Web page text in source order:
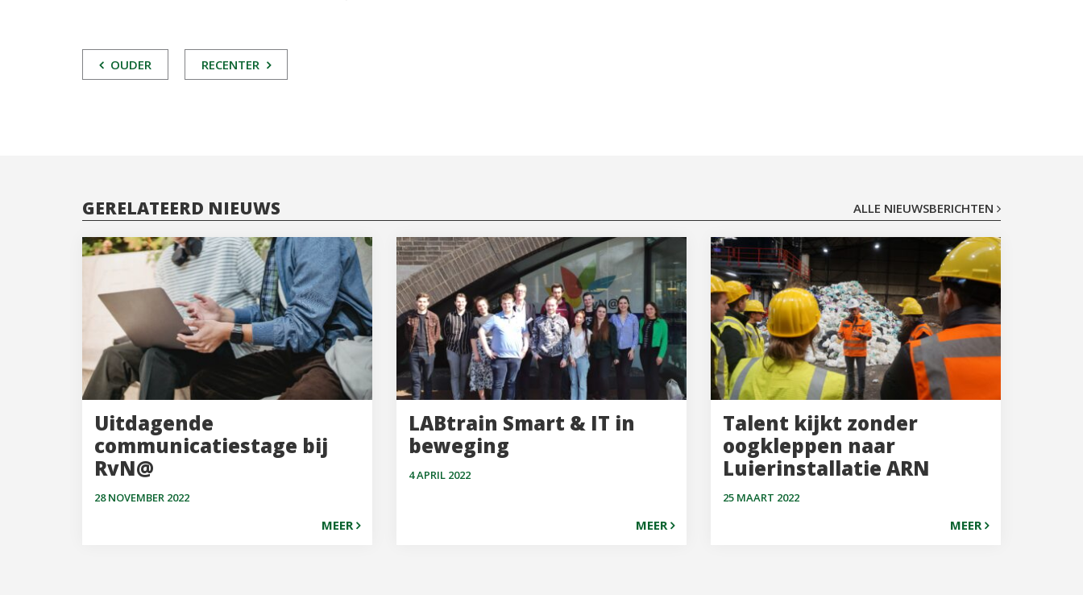
POST
OUDER RECENTER
GERELATEERD NIEUWS ALLE NIEUWSBERICHTEN
Uitdagende
communicatiestage bij
RvN@
28 NOVEMBER 2022
MEER
LABtrain Smart & IT in
beweging
4 APRIL 2022
MEER
Talent kijkt zonder
oogkleppen naar
Luierinstallatie ARN
25 MAART 2022
MEER